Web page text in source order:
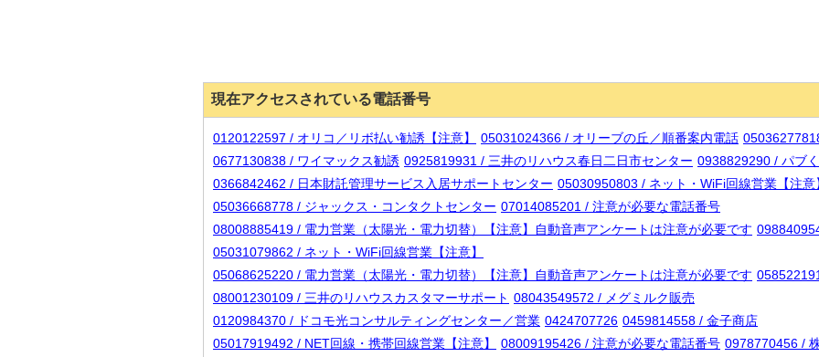
現在アクセスされている電話番号
0120122597 / オリコ／リボ払い勧誘【注意】 05031024366 / オリーブの丘／順番案内電話
0677130838 / ワイマックス勧誘 0925819931 / 三井のリハウス春日二日市センター 0938829290 / パブ
0366842462 / 日本財託管理サービス入居サポートセンター 05030950803 / ネット・WiFi回線営業【注意
05036668778 / ジャックス・コンタクトセンター 07014085201 / 注意が必要な電話番号
08008885419 / 電力営業（太陽光・電力切替）【注意】自動音声アンケートは注意が必要です
05031079862 / ネット・WiFi回線営業【注意】
05068625220 / 電力営業（太陽光・電力切替）【注意】自動音声アンケートは注意が必要です
08001230109 / 三井のリハウスカスタマーサポート 08043549572 / メグミルク販売
0120984370 / ドコモ光コンサルティングセンター／営業 0424707726 0459814558 / 金子商店
05017919492 / NET回線・携帯回線営業【注意】
08009195426 / 注意が必要な電話番号 0978770456 /